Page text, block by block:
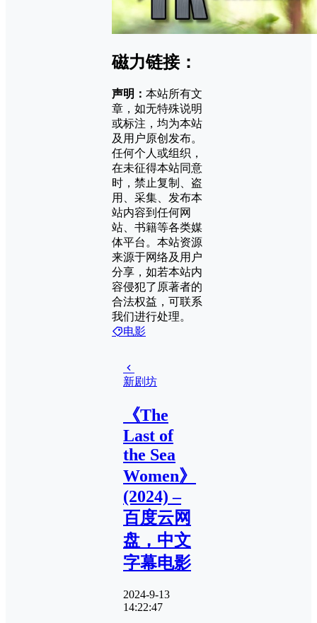
磁力链接：
声明： 本站所有文
章，如无特殊说明
或标注，均为本站
及用户原创发布。
任何个人或组织，
在未征得本站同意
时，禁止复制、盗
用、采集、发布本
站内容到任何网
站、书籍等各类媒
体平台。本站资源
来源于网络及用户
分享，如若本站内
容侵犯了原著者的
合法权益，可联系
我们进行处理。
电影
新剧坊
《The
Last of
the Sea
Women》
(2024) –
百度云网
盘，中文
字幕电影
2024-9-13
14:22:47